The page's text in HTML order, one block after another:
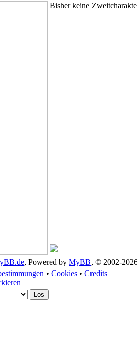
Bisher keine
, Powered by MyBB, © 2002-
• Cookies • Credits